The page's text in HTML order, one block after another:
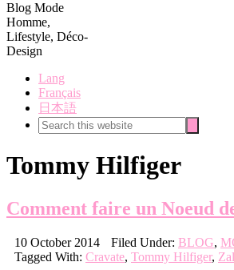
Blog Mode
Homme,
Lifestyle, Déco-
Design
Lang
Français
日本語
Search
this
Tommy Hilfiger
Comment faire un Noeud
10 October 2014 Filed Under: BLOG,
Tagged With: Cravate, Tommy Hilfiger,